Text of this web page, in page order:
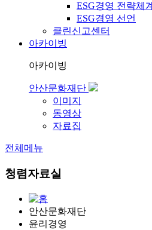
ESG경영 전략체계
ESG경영 선언
클린신고센터
아카이빙
아카이빙
안산문화재단
이미지
동영상
자료집
전체메뉴
청렴자료실
안산문화재단
윤리경영